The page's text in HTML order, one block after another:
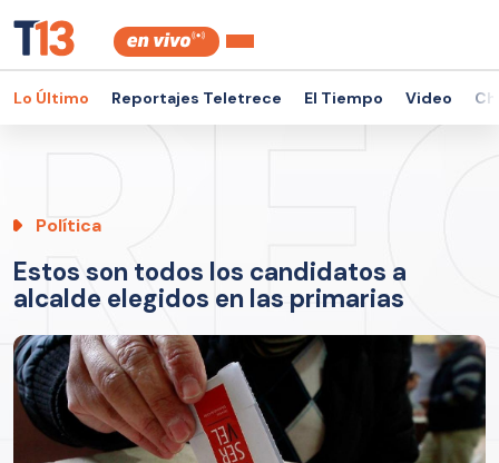
Lo Último Reportajes Teletrece El Tiempo Video
Política
Estos son todos los candidatos a
alcalde elegidos en las primarias